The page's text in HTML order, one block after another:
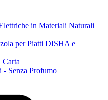
in Materiali Naturali
per Piatti DISHA e
- Senza Profumo